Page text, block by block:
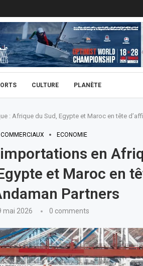
CULTURE PLANÈTE
: Afrique du Sud, Egypte et Maroc en tête
COMMERCIAUX ECONOMIE
en
et Maroc en
Partners
mai 2026 0 comments